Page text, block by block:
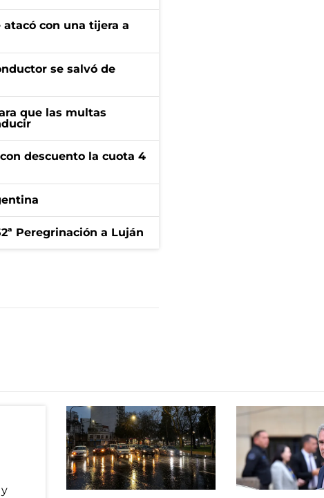
con una tijera a
se salvó de
que las multas
descuento la cuota 4
Peregrinación a Luján